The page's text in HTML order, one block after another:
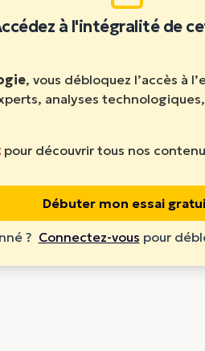
à l'intégralité de
, vous débloquez l’accès à
analyses
pour découvrir tous nos
Débuter mon essai
? Connectez-vous pour